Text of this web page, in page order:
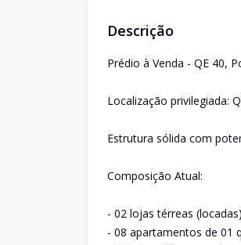
Descrição
Prédio à Venda - QE 40,
Localização privilegiada:
Estrutura sólida com
Composição Atual:
- 02 lojas térreas (locadas)
- 08 apartamentos de 01